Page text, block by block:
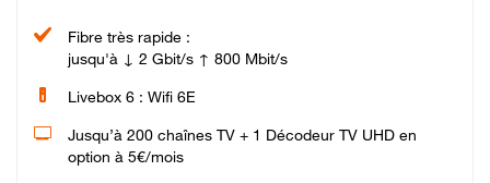
Fibre très rapide :
jusqu'à ↓ 2 Gbit/s ↑ 800 Mbit/s
Livebox 6 : Wifi 6E
Jusqu’à 200 chaînes TV + 1 Décodeur TV UHD en
option à 5€/mois